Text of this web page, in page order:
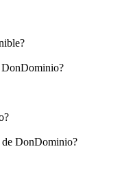
DonDominio?
de DonDominio?